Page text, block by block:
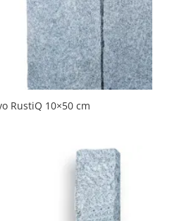
RustiQ 10×50 cm